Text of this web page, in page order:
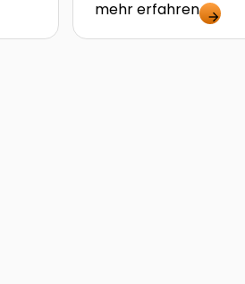
mehr erfahren arrow_forward